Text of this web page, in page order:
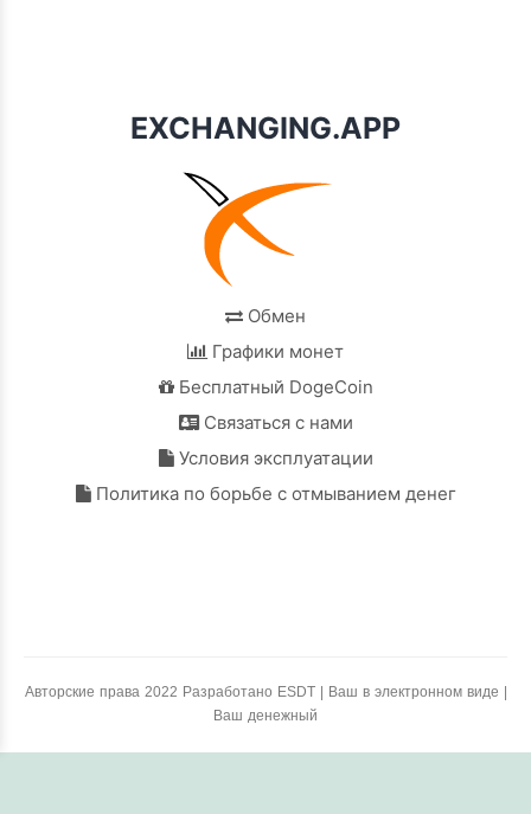
EXCHANGING.APP
Обмен
Графики монет
Бесплатный DogeCoin
Связаться с нами
Условия эксплуатации
Политика по борьбе с отмыванием денег
Авторские права 2022 Разработано ESDT | Ваш в электронном виде |
Ваш денежный